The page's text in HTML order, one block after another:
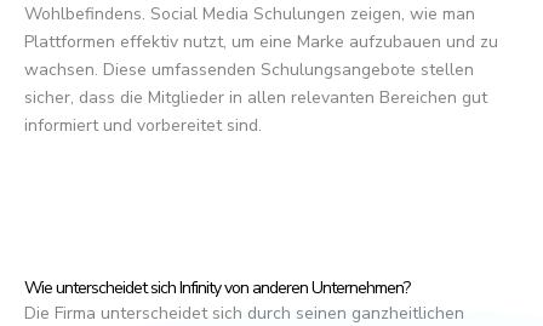
Wohlbefindens. Social Media Schulungen zeigen, wie man
Plattformen effektiv nutzt, um eine Marke aufzubauen und zu
wachsen. Diese umfassenden Schulungsangebote stellen
sicher, dass die Mitglieder in allen relevanten Bereichen gut
informiert und vorbereitet sind.
Wie unterscheidet sich Infinity von anderen Unternehmen?
Die Firma unterscheidet sich durch seinen ganzheitlichen